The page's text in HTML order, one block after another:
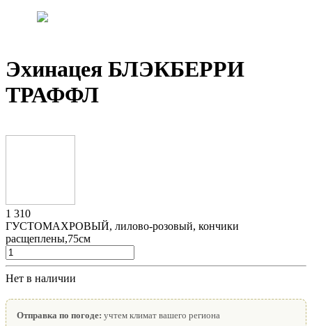
Эхинацея БЛЭКБЕРРИ
ТРАФФЛ
1 310
ГУСТОМАХРОВЫЙ, лилово-розовый, кончики
расщеплены,75см
Нет в наличии
Отправка по погоде: учтем климат вашего региона